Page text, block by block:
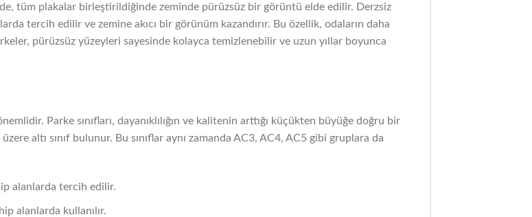
tüm plakalar birleştirildiğinde zeminde pürüzsüz bir görüntü elde edilir. Derzsiz
tercih edilir ve zemine akıcı bir görünüm kazandırır. Bu özellik, odaların daha
pürüzsüz yüzeyleri sayesinde kolayca temizlenebilir ve uzun yıllar boyunca
Parke sınıfları, dayanıklılığın ve kalitenin arttığı küçükten büyüğe doğru bir
altı sınıf bulunur. Bu sınıflar aynı zamanda AC3, AC4, AC5 gibi gruplara da
alanlarda tercih edilir.
alanlarda kullanılır.